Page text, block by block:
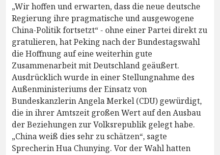
„Wir hoffen und erwarten, dass die neue deutsche
Regierung ihre pragmatische und ausgewogene
China-Politik fortsetzt“ - ohne einer Partei direkt zu
gratulieren, hat Peking nach der Bundestagswahl
die Hoffnung auf eine weiterhin gute
Zusammenarbeit mit Deutschland geäußert.
Ausdrücklich wurde in einer Stellungnahme des
Außenministeriums der Einsatz von
Bundeskanzlerin Angela Merkel (CDU) gewürdigt,
die in ihrer Amtszeit großen Wert auf den Ausbau
der Beziehungen zur Volksrepublik gelegt habe.
„China weiß dies sehr zu schätzen“, sagte
Sprecherin Hua Chunying. Vor der Wahl hatten